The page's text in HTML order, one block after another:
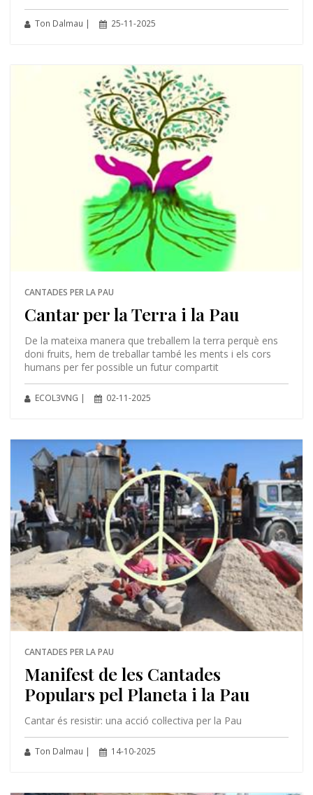
Ton Dalmau | 25-11-2025
CANTADES PER LA PAU
Cantar per la Terra i la Pau
De la mateixa manera que treballem la terra perquè ens
doni fruits, hem de treballar també les ments i els cors
humans per fer possible un futur compartit
ECOL3VNG | 02-11-2025
CANTADES PER LA PAU
Manifest de les Cantades
Populars pel Planeta i la Pau
Cantar és resistir: una acció col·lectiva per la Pau
Ton Dalmau | 14-10-2025